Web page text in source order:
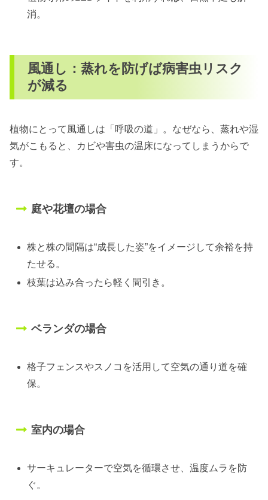
消。
風通し：蒸れを防げば病害虫リスク
が減る
植物にとって風通しは「呼吸の道」。なぜなら、蒸れや湿
気がこもると、カビや害虫の温床になってしまうからで
す。
庭や花壇の場合
株と株の間隔は“成長した姿”をイメージして余裕を持
たせる。
枝葉は込み合ったら軽く間引き。
ベランダの場合
格子フェンスやスノコを活用して空気の通り道を確
保。
室内の場合
サーキュレーターで空気を循環させ、温度ムラを防
ぐ。